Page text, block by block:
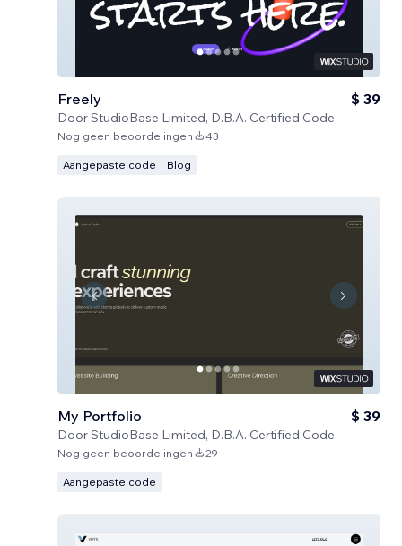
Freely
DoorStudioBase Limited, D.B.A. Certified Code
$ 39
Nog geen beoordelingen 43
Aangepaste code Blog
My Portfolio
DoorStudioBase Limited, D.B.A. Certified Code
$ 39
Nog geen beoordelingen 29
Aangepaste code